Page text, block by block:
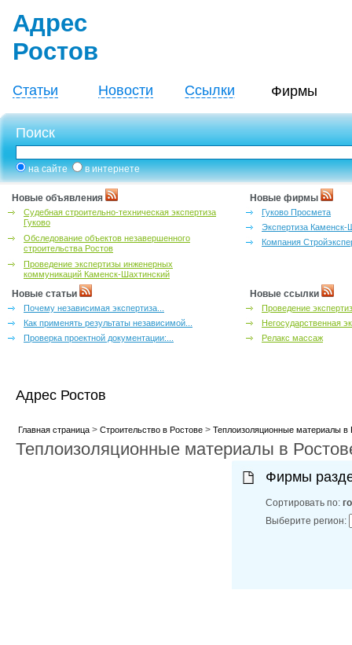
Адрес
Ростов
Статьи Новости Ссылки Фирмы
Поиск
на сайте в интернете
Новые объявления
Судебная строительно-техническая экспертиза
Гуково
Обследование объектов незавершенного
строительства Ростов
Проведение экспертизы инженерных
коммуникаций Каменск-Шахтинский
Новые фирмы
Гуково Просмета
Экспертиза Каменск-
Компания
Новые статьи
Почему независимая экспертиза...
Как применять результаты независимой...
Проверка проектной документации:...
Новые ссылки
Проведение
Негосударственная
Релакс массаж
Адрес Ростов
Главная страница> Строительство в Ростове> Теплоизоляционные материалы в
Теплоизоляционные материалы в
Фирмы
Сортировать по:
Выберите регион: